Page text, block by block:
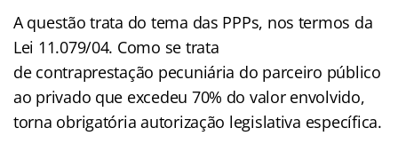
A questão trata do tema das PPPs, nos termos da
Lei 11.079/04. Como se trata
de contraprestação pecuniária do parceiro público
ao privado que excedeu 70% do valor envolvido,
torna obrigatória autorização legislativa específica.